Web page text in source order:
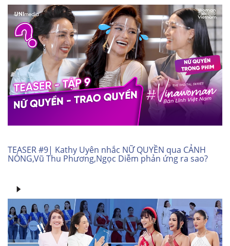
TEASER #9| Kathy Uyên nhắc NỮ QUYỀN qua CẢNH
NÓNG,Vũ Thu Phương,Ngọc Diễm phản ứng ra sao?